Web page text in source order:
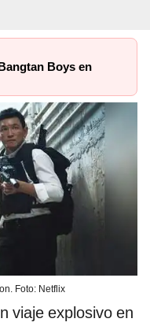
Boys en
Foto: Netflix
viaje explosivo en